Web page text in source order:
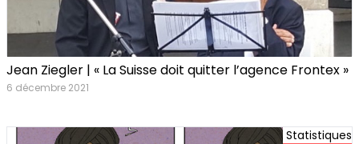
Jean Ziegler | « La Suisse doit quitter l’agence Frontex »
6 décembre 2021
Statistiques